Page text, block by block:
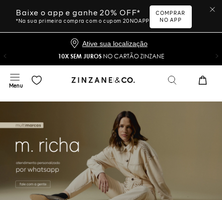
Baixe o app e ganhe 20% OFF*
*Na sua primeira compra com o cupom 20NOAPP
COMPRAR
NO APP
Ative sua localização
10X SEM JUROS NO CARTÃO ZINZANE